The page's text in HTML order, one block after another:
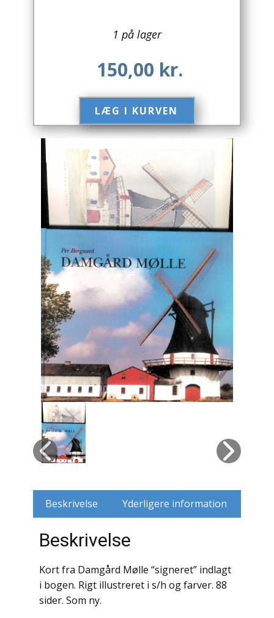
Computer / IT
Design
Drikkevare / Øl / Vin
Engelsk
Erhverv
Europa
Fantasy / Sciencefiction
Filosofi
Håndarbejde
Håndværk
Historie
Hobby
Hus / Have
Husdyr
Jagt
Kirkehistorie / Religion
Krige / Slag
Krop / Sind
Kunst
1 på lager
150,00 kr.
LÆG I KURVEN​
Beskrivelse Yderligere information
Beskrivelse
Kort fra Damgård Mølle “signeret” indlagt
i bogen. Rigt illustreret i s/h og farver. 88
sider. Som ny.